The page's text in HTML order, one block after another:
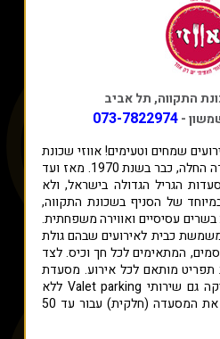
-
073-7822974
שמחים וטעימים! אווזי שכונת
התקווה היא המקום בו האגדה החלה, כבר בשנת 1970. מאז ועד
הגריל הגדולה בישראל, ולא
של הסניף בשכונת התקווה,
עסיסיים ואווירה משפחתית.
כבית לאירועים שבהם גולת
המתאימים לכל חך וכיס. לצד
תפריט מותאם לכל אירוע. מסעדת
אווזי בשכונת התקווה מעניקה גם שירותי Valet parking ללא
תוספת תשלום. ניתן לסגור את המסעדה (חלקית) עבור עד 50